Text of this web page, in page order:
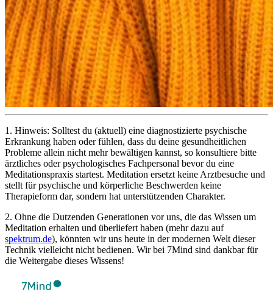
1. Hinweis: Solltest du (aktuell) eine diagnostizierte psychische
Erkrankung haben oder fühlen, dass du deine gesundheitlichen
Probleme allein nicht mehr bewältigen kannst, so konsultiere bitte
ärztliches oder psychologisches Fachpersonal bevor du eine
Meditationspraxis startest. Meditation ersetzt keine Arztbesuche und
stellt für psychische und körperliche Beschwerden keine
Therapieform dar, sondern hat unterstützenden Charakter.
2. Ohne die Dutzenden Generationen vor uns, die das Wissen um
Meditation erhalten und überliefert haben (mehr dazu auf
spektrum.de), könnten wir uns heute in der modernen Welt dieser
Technik vielleicht nicht bedienen. Wir bei 7Mind sind dankbar für
die Weitergabe dieses Wissens!